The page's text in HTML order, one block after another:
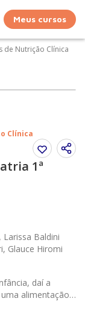
Meus cursos
de Nutrição Clínica
Clínica
1ª
Baldini
Glauce Hiromi
daí a
alimentação
de